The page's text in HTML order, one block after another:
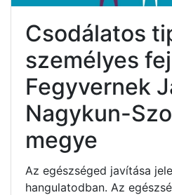
Csodálatos
személyes
Fegyvernek
Nagykun-
megye
Az egészséged javítása
hangulatodban. Az